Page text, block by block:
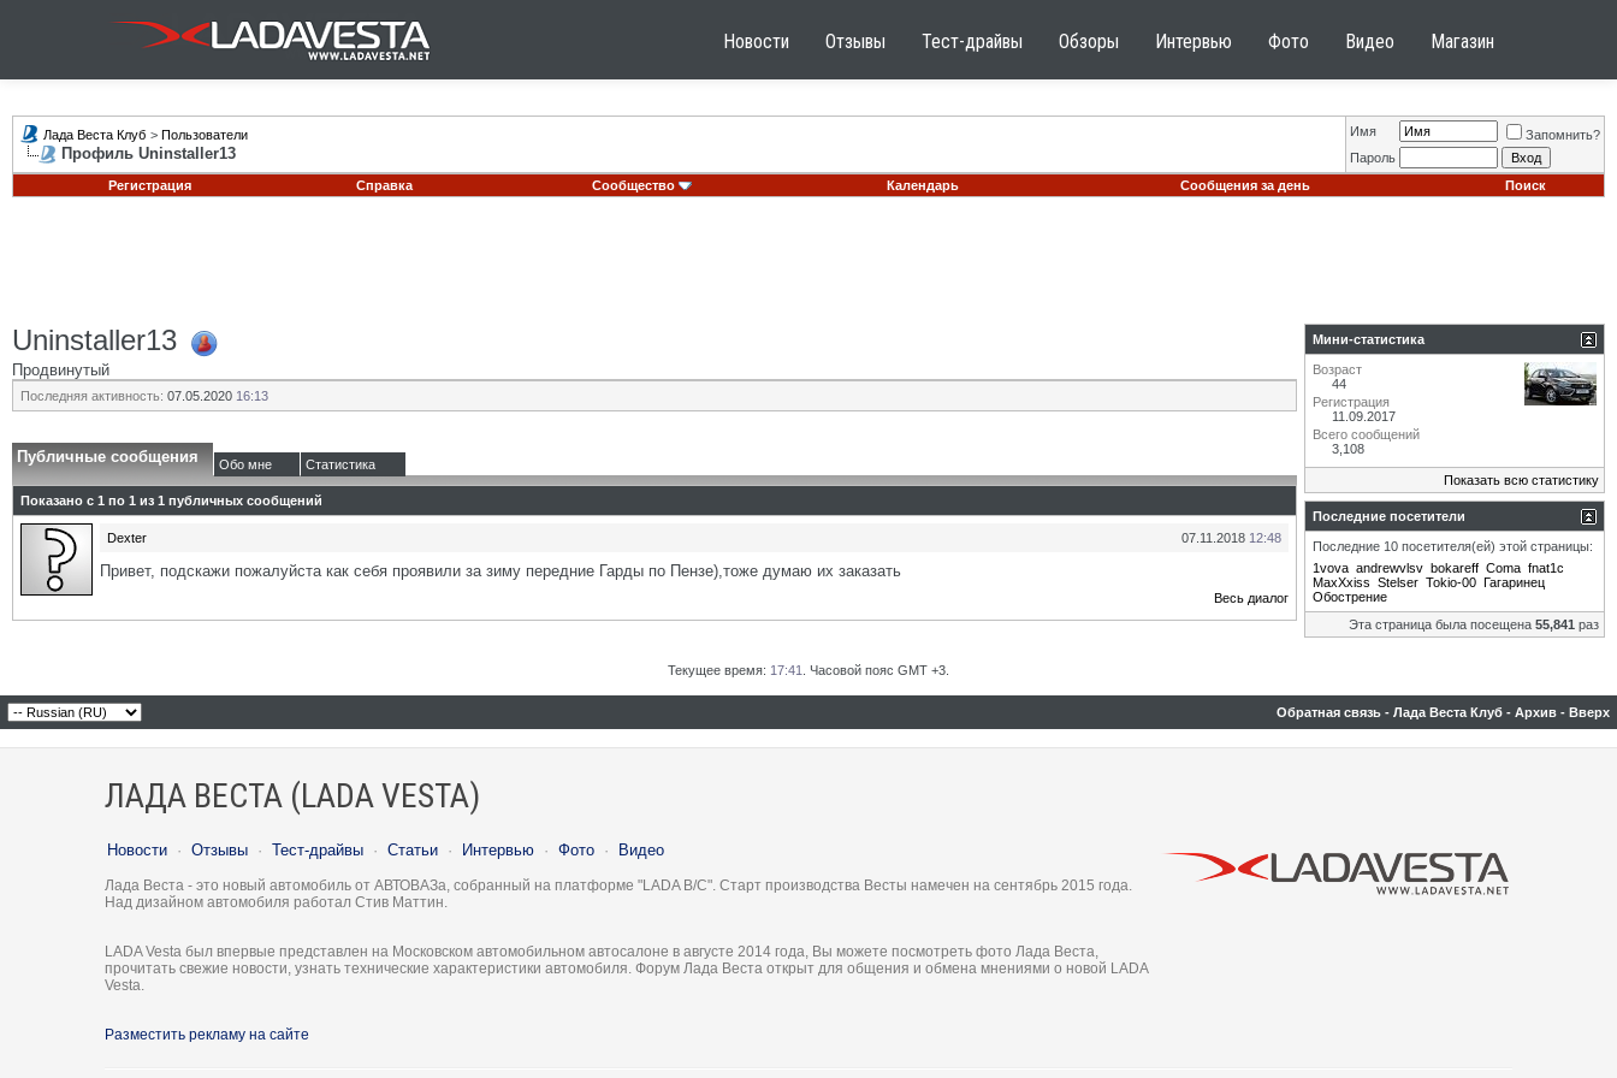
Новости Отзывы Тест-драйвы Обзоры Интервью Фото Видео Магазин
Лада Веста Клуб > Пользователи
Профиль Uninstaller13
Имя
Запомнить?
Пароль
Регистрация
Справка Сообщество Календарь Сообщения за день Поиск
Uninstaller13
Продвинутый
Последняя активность: 07.05.2020 16:13
Публичные сообщения Обо мне Статистика
Показано с 1 по 1 из 1 публичных сообщений
07.11.2018 12:48
Dexter
Привет, подскажи пожалуйста как себя проявили за зиму передние Гарды по Пензе),тоже думаю их заказать
Весь диалог
Мини-статистика
Возраст
44
Регистрация
11.09.2017
Всего сообщений
3,108
Показать всю статистику
Последние посетители
Последние 10 посетителя(ей) этой страницы:
1vova andrewvlsv bokareff Coma fnat1c
MaxXxiss Stelser Tokio-00 Гагаринец
Обострение
Эта страница была посещена 55,841 раз
Текущее время: 17:41 . Часовой пояс GMT +3.
Обратная связь - Лада Веста Клуб - Архив - Вверх
ЛАДА ВЕСТА (LADA VESTA)
Новости · Отзывы · Тест-драйвы · Статьи · Интервью · Фото · Видео
Лада Веста - это новый автомобиль от АВТОВАЗа, собранный на платформе "LADA B/C". Старт производства Весты намечен на сентябрь 2015 года.
Над дизайном автомобиля работал Стив Маттин.
LADA Vesta был впервые представлен на Московском автомобильном автосалоне в августе 2014 года, Вы можете посмотреть фото Лада Веста,
прочитать свежие новости, узнать технические характеристики автомобиля. Форум Лада Веста открыт для общения и обмена мнениями о новой LADA
Vesta.
Разместить рекламу на сайте